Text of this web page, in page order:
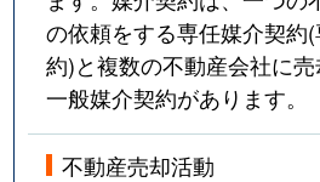
の依頼をする専任媒介契約
約)と複数の不動産会社に
一般媒介契約があります。
不動産売却活動